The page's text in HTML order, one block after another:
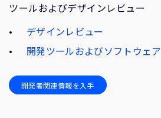
ツールおよびデザインレビュー
デザインレビュー
開発ツールおよびソフトウェア
開発者関連情報を入手